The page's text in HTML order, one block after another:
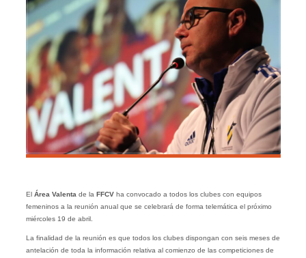
El Área Valenta de la FFCVha convocado a todos los clubes con equipos
femeninos a la reunión anual que se celebrará de forma telemática el próximo
miércoles 19 de abril.
La finalidad de la reunión es que todos los clubes dispongan con seis meses de
antelación de toda la información relativa al comienzo de las competiciones de